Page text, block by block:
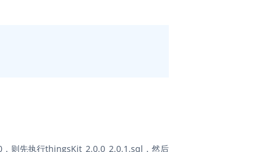
则先执行thingsKit_2.0.0_2.0.1.sql，然后